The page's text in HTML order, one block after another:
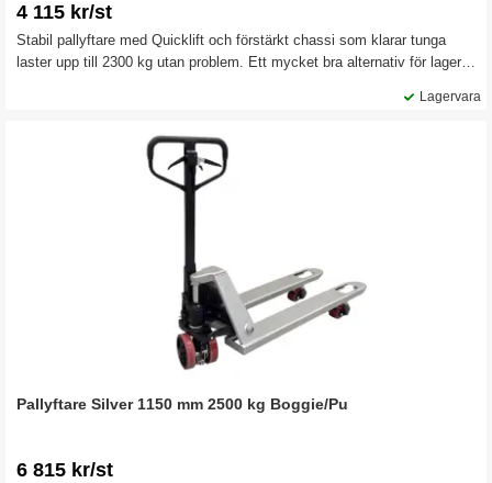
4 115 kr/st
Stabil pallyftare med Quicklift och förstärkt chassi som klarar tunga
laster upp till 2300 kg utan problem. Ett mycket bra alternativ för lager,
Lagervara
Pallyftare Silver 1150 mm 2500 kg Boggie/Pu
6 815 kr/st